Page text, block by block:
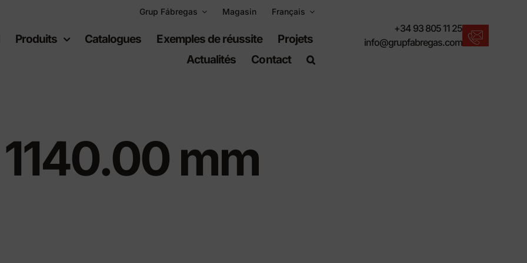
Grup Fábregas Magasin Français
Produits
Espaces
récréatifs
Catalogues Exemples de réussite
Projets
Actualités
Contact
+34 93 805 11 25
info@grupfabregas.com
1140.00 mm